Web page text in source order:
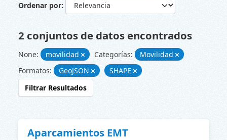
Ordenar por
2 conjuntos de datos encontrados
None: movilidad Categorías:
Movilidad
Formatos:
GeoJSON
SHAPE
Filtrar Resultados
Aparcamientos EMT